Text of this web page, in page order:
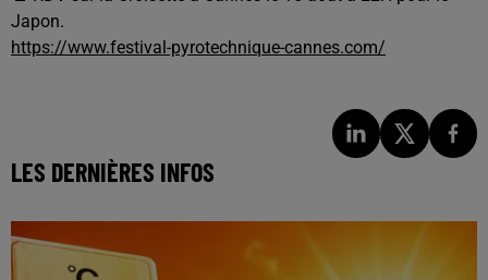
Japon.
https://www.festival-pyrotechnique-cannes.com/
LES DERNIÈRES INFOS